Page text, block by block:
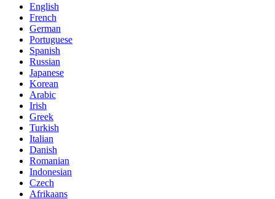
English
French
German
Portuguese
Spanish
Russian
Japanese
Korean
Arabic
Irish
Greek
Turkish
Italian
Danish
Romanian
Indonesian
Czech
Afrikaans